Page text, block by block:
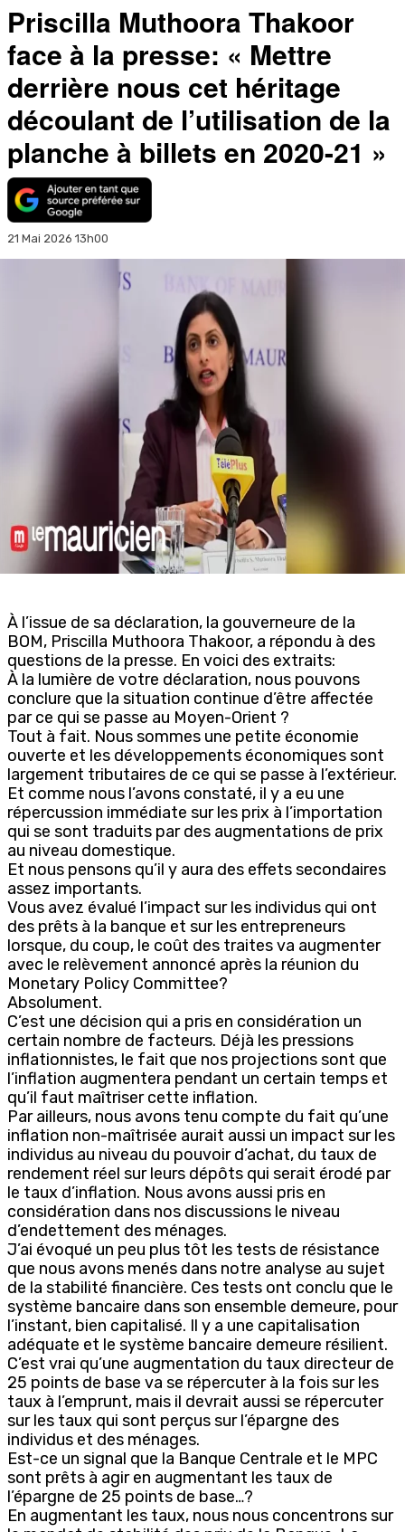
Priscilla Muthoora Thakoor
face à la presse: « Mettre
derrière nous cet héritage
découlant de l’utilisation de la
planche à billets en 2020-21 »
21 Mai 2026 13h00
À l’issue de sa déclaration, la gouverneure de la
BOM, Priscilla Muthoora Thakoor, a répondu à des
questions de la presse. En voici des extraits:
À la lumière de votre déclaration, nous pouvons
conclure que la situation continue d’être affectée
par ce qui se passe au Moyen-Orient ?
Tout à fait. Nous sommes une petite économie
ouverte et les développements économiques sont
largement tributaires de ce qui se passe à l’extérieur.
Et comme nous l’avons constaté, il y a eu une
répercussion immédiate sur les prix à l’importation
qui se sont traduits par des augmentations de prix
au niveau domestique.
Et nous pensons qu’il y aura des effets secondaires
assez importants.
Vous avez évalué l’impact sur les individus qui ont
des prêts à la banque et sur les entrepreneurs
lorsque, du coup, le coût des traites va augmenter
avec le relèvement annoncé après la réunion du
Monetary Policy Committee?
Absolument.
C’est une décision qui a pris en considération un
certain nombre de facteurs. Déjà les pressions
inflationnistes, le fait que nos projections sont que
l’inflation augmentera pendant un certain temps et
qu’il faut maîtriser cette inflation.
Par ailleurs, nous avons tenu compte du fait qu’une
inflation non-maîtrisée aurait aussi un impact sur les
individus au niveau du pouvoir d’achat, du taux de
rendement réel sur leurs dépôts qui serait érodé par
le taux d’inflation. Nous avons aussi pris en
considération dans nos discussions le niveau
d’endettement des ménages.
J’ai évoqué un peu plus tôt les tests de résistance
que nous avons menés dans notre analyse au sujet
de la stabilité financière. Ces tests ont conclu que le
système bancaire dans son ensemble demeure, pour
l’instant, bien capitalisé. Il y a une capitalisation
adéquate et le système bancaire demeure résilient.
C’est vrai qu’une augmentation du taux directeur de
25 points de base va se répercuter à la fois sur les
taux à l’emprunt, mais il devrait aussi se répercuter
sur les taux qui sont perçus sur l’épargne des
individus et des ménages.
Est-ce un signal que la Banque Centrale et le MPC
sont prêts à agir en augmentant les taux de
l’épargne de 25 points de base…?
En augmentant les taux, nous nous concentrons sur